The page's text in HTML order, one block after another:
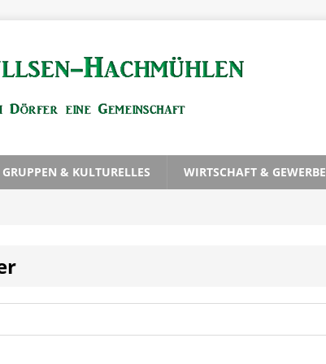
& KULTURELLES WIRTSCHAFT & GEWERBE